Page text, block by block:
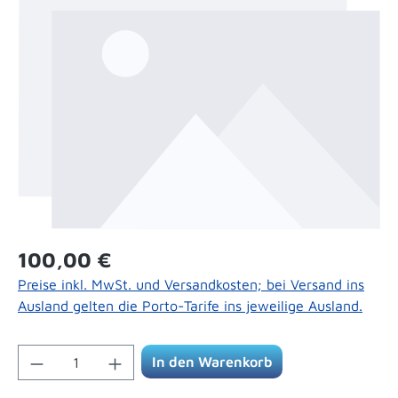
Regulärer Preis:
100,00 €
Preise inkl. MwSt. und Versandkosten; bei Versand ins
Ausland gelten die Porto-Tarife ins jeweilige Ausland.
Produkt Anzahl: Gib den gewünschten
In den Warenkorb